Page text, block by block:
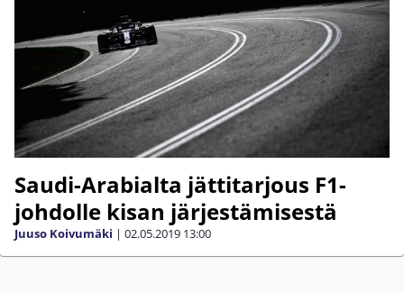
Saudi-Arabialta jättitarjous F1-
johdolle kisan järjestämisestä
Juuso Koivumäki | 02.05.2019 13:00